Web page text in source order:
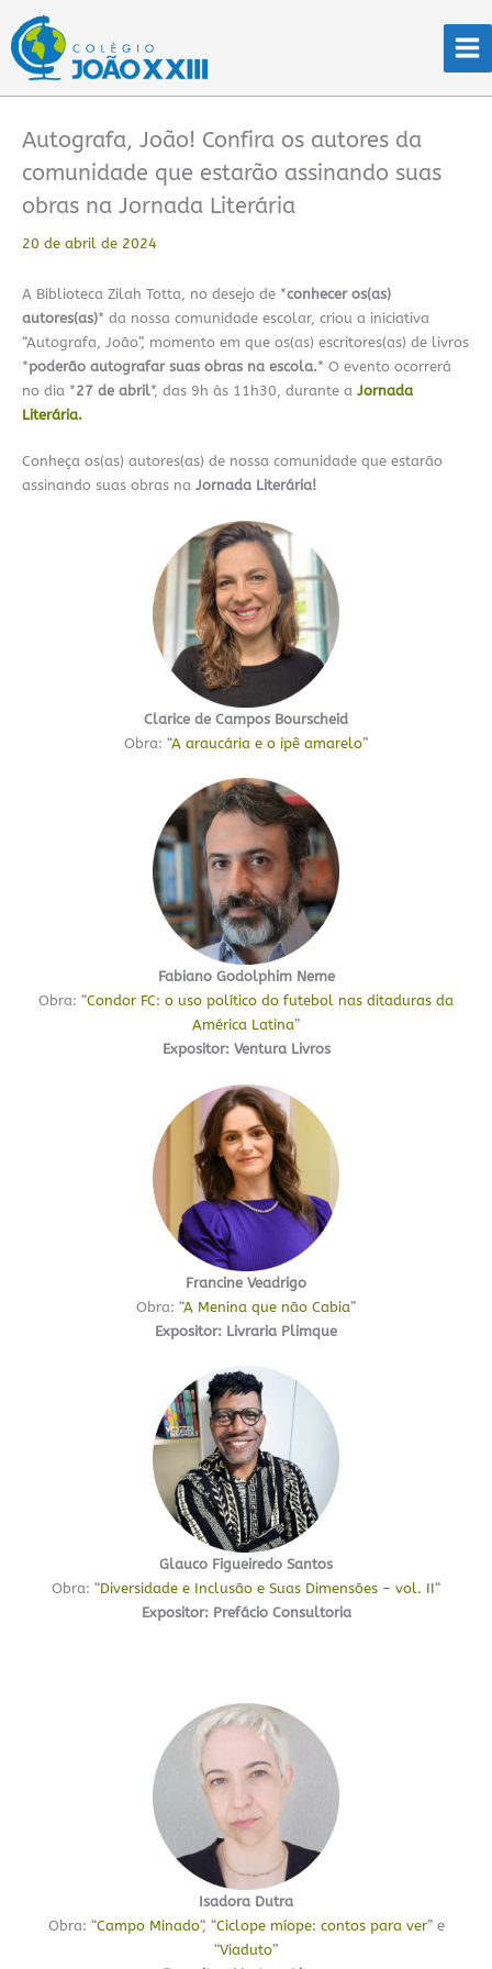
para
conteúdo
Autografa, João! Confira os autores da
comunidade que estarão assinando suas
obras na Jornada Literária
20 de abril de 2024
A Biblioteca Zilah Totta, no desejo de *conhecer os(as)
autores(as)* da nossa comunidade escolar, criou a iniciativa
“Autografa, João”, momento em que os(as) escritores(as) de livros
*poderão autografar suas obras na escola.* O evento ocorrerá
no dia *27 de abril*, das 9h às 11h30, durante a Jornada
Literária.
Conheça os(as) autores(as) de nossa comunidade que estarão
assinando suas obras na Jornada Literária!
Clarice de Campos Bourscheid
Obra: “A araucária e o ipê amarelo”
Fabiano Godolphim Neme
Obra: “Condor FC: o uso político do futebol nas ditaduras da
América Latina”
Expositor: Ventura Livros
Francine Veadrigo
Obra: “A Menina que não Cabia”
Expositor: Livraria Plimque
Glauco Figueiredo Santos
Obra: “Diversidade e Inclusão e Suas Dimensões – vol. II“
Expositor:Prefácio Consultoria
Isadora Dutra
Obra: “Campo Minado“, “Ciclope míope: contos para ver” e
“Viaduto”